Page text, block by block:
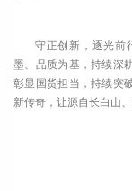
守正创新，逐光前
墨、品质为基，持续深
彰显国货担当，持续突
新传奇，让源自长白山